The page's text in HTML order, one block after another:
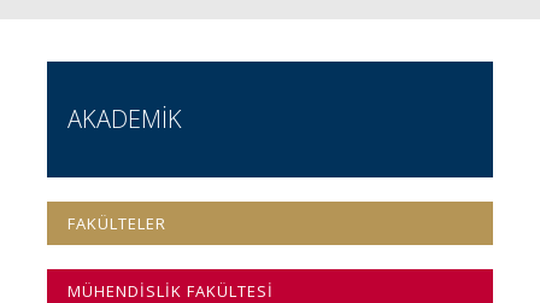
AKADEMİK
FAKÜLTELER
MÜHENDİSLİK FAKÜLTESİ